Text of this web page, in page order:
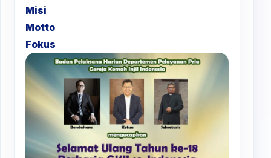
Misi
Motto
Fokus